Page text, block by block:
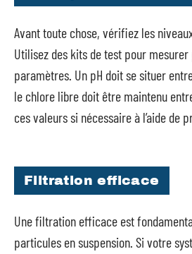
Avant toute chose, vérifiez les
Utilisez des kits de test pour
paramètres. Un pH doit se situer
le chlore libre doit être maintenu
ces valeurs si nécessaire à l’aide de
Filtration efficace
Une filtration efficace est
particules en suspension. Si votre